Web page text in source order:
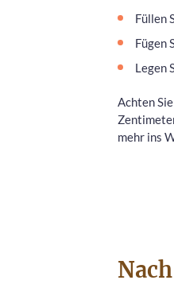
Füllen
Fügen
Legen
Achten
mehr ins